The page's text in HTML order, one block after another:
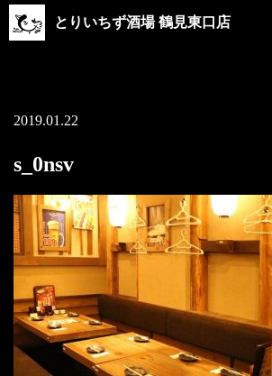
とりいちず酒場 鶴見東口店
2019.01.22
s_0nsv